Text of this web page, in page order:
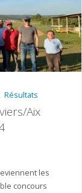
Résultats
Aix
les
concours